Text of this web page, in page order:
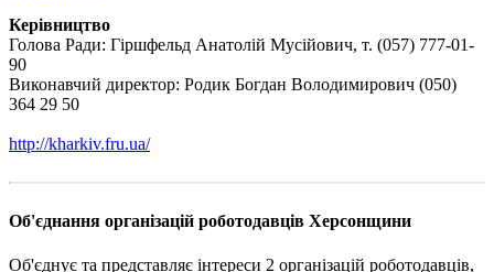
Керівництво
Голова Ради: Гіршфельд Анатолій Мусійович, т. (057) 777-01-
90
Виконавчий директор: Родик Богдан Володимирович (050)
364 29 50
http://kharkiv.fru.ua/
Об'єднання організацій роботодавців Херсонщини
Об'єднує та представляє інтереси 2 організацій роботодавців,